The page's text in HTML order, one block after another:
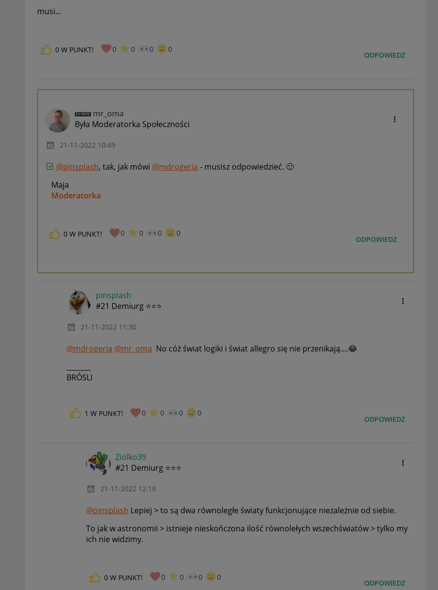
musi...
0 W PUNKT! 0 0 0 0
ODPOWIEDZ
mr_oma
Była Moderatorka Społeczności
‎21-11-2022 10:49
@pinsplash, tak, jak mówi @mdrogeria - musisz odpowiedzieć. 🙂
Maja
Moderatorka
_____________
Daj znać, co myślisz o Allegro Gadane i wypełnij ankietę!
0 W PUNKT! 0 0 0 0
ODPOWIEDZ
pinsplash
#21 Demiurg ⭐⭐⭐
‎21-11-2022 11:30
@mdrogeria @mr_oma No cóż świat logiki i świat allegro się nie przenikają....😂
BRÓSLI
1 W PUNKT! 0 0 0 0
ODPOWIEDZ
Ziolko39
#21 Demiurg ⭐⭐⭐
‎21-11-2022 12:18
@pinsplash Lepiej > to są dwa równoległe światy funkcjonujące niezależnie od siebie.
To jak w astronomii > istnieje nieskończona ilość równolełych wszechświatów > tylko my
ich nie widzimy.
0 W PUNKT! 0 0 0 0
ODPOWIEDZ